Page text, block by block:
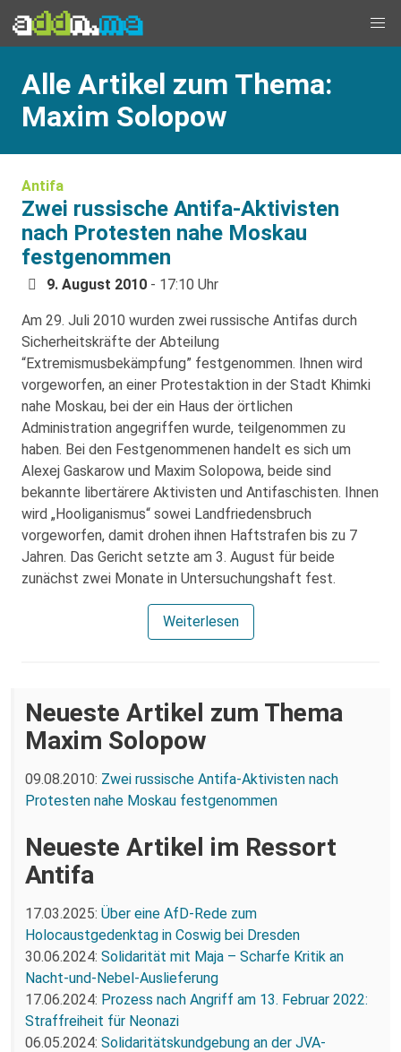
Alle Artikel zum Thema:
Maxim Solopow
Antifa
Zwei russische Antifa-Aktivisten
nach Protesten nahe Moskau
festgenommen
9. August 2010 - 17:10 Uhr
Am 29. Juli 2010 wurden zwei russische Antifas durch
Sicherheitskräfte der Abteilung
“Extremismusbekämpfung” festgenommen. Ihnen wird
vorgeworfen, an einer Protestaktion in der Stadt Khimki
nahe Moskau, bei der ein Haus der örtlichen
Administration angegriffen wurde, teilgenommen zu
haben. Bei den Festgenommenen handelt es sich um
Alexej Gaskarow und Maxim Solopowa, beide sind
bekannte libertärere Aktivisten und Antifaschisten. Ihnen
wird „Hooliganismus“ sowei Landfriedensbruch
vorgeworfen, damit drohen ihnen Haftstrafen bis zu 7
Jahren. Das Gericht setzte am 3. August für beide
zunächst zwei Monate in Untersuchungshaft fest.
Weiterlesen
Neueste Artikel zum Thema
Maxim Solopow
09.08.2010: Zwei russische Antifa-Aktivisten nach
Protesten nahe Moskau festgenommen
Neueste Artikel im Ressort
Antifa
17.03.2025: Über eine AfD-Rede zum
Holocaustgedenktag in Coswig bei Dresden
30.06.2024: Solidarität mit Maja – Scharfe Kritik an
Nacht-und-Nebel-Auslieferung
17.06.2024: Prozess nach Angriff am 13. Februar 2022:
Straffreiheit für Neonazi
06.05.2024: Solidaritätskundgebung an der JVA-